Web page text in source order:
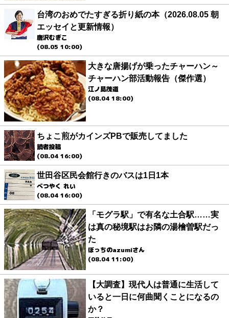
台湾のおめでたすぎる折り紙の本（2026.08.05 朝
エッセイと更新情報）
唐沢むぎこ
(08.05 10:00)
大きな唐揚げが乗ったチャーハン～
チャーハン部活動報告（傑作選）
江ノ島茂道
(08.04 18:00)
ちょこ煎がカインズPBで販売してました
読者投稿
(08.04 16:00)
世田谷区民会館行きのバスは1日1本
べつやく れい
(08.04 16:00)
「モグラ駅」で有名な土合駅……実
は真の秘境駅はお隣の湯檜曽駅だっ
た
ぼっちのazumiさん
(08.04 11:00)
【大調査】現代人は普通に生活して
いると一日に何曲聞くことになるの
か？